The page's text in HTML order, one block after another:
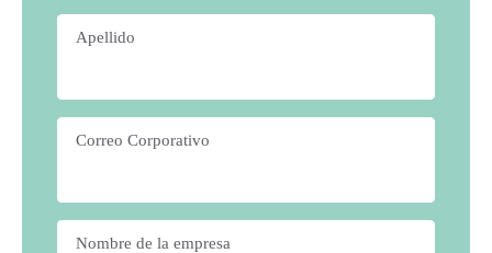
Apellido
Correo Corporativo
Nombre de la empresa